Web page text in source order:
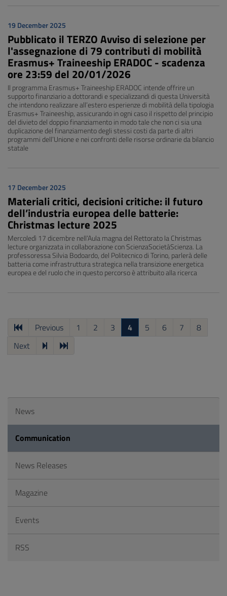
19 December 2025
Pubblicato il TERZO Avviso di selezione per
l'assegnazione di 79 contributi di mobilità
Erasmus+ Traineeship ERADOC - scadenza
ore 23:59 del 20/01/2026
Il programma Erasmus+ Traineeship ERADOC intende offrire un
supporto finanziario a dottorandi e specializzandi di questa Università
che intendono realizzare all’estero esperienze di mobilità della tipologia
Erasmus+ Traineeship, assicurando in ogni caso il rispetto del principio
del divieto del doppio finanziamento in modo tale che non ci sia una
duplicazione del finanziamento degli stessi costi da parte di altri
programmi dell’Unione e nei confronti delle risorse ordinarie da bilancio
statale
17 December 2025
Materiali critici, decisioni critiche: il futuro
dell’industria europea delle batterie:
Christmas lecture 2025
Mercoledì 17 dicembre nell’Aula magna del Rettorato la Christmas
lecture organizzata in collaborazione con ScienzaSocietàScienza. La
professoressa Silvia Bodoardo, del Politecnico di Torino, parlerà delle
batteria come infrastruttura strategica nella transizione energetica
europea e del ruolo che in questo percorso è attribuito alla ricerca
Previous 1 2 3 4 5 6 7
8
Next
News
Communication
News Releases
Magazine
Events
RSS